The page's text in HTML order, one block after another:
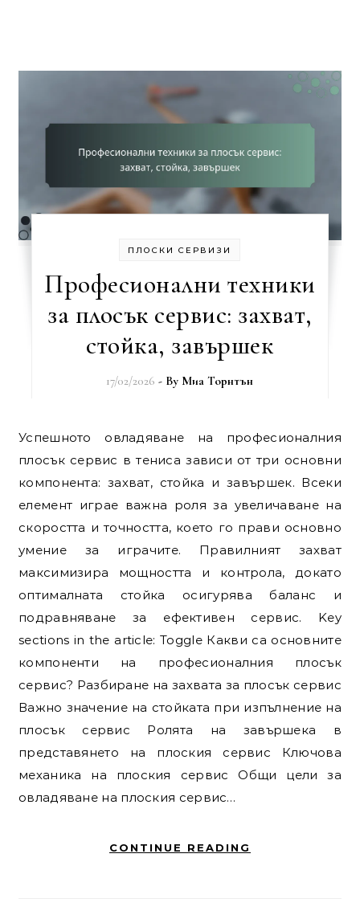
ПЛОСКИ СЕРВИЗИ
Професионални техники
за плосък сервис: захват,
стойка, завършек
17/02/2026 - By Миа Торнтън
Успешното овладяване на професионалния
плосък сервис в тениса зависи от три основни
компонента: захват, стойка и завършек. Всеки
елемент играе важна роля за увеличаване на
скоростта и точността, което го прави основно
умение за играчите. Правилният захват
максимизира мощността и контрола, докато
оптималната стойка осигурява баланс и
подравняване за ефективен сервис. Key
sections in the article: Toggle Какви са основните
компоненти на професионалния плосък
сервис? Разбиране на захвата за плосък сервис
Важно значение на стойката при изпълнение на
плосък сервис Ролята на завършека в
представянето на плоския сервис Ключова
механика на плоския сервис Общи цели за
овладяване на плоския сервис…
CONTINUE READING